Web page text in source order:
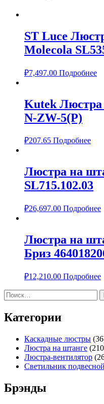
ST Luce
Molecola
₽7,497.00 Подробнее
Kutek
N-ZW-5(P)
₽207.65 Подробнее
Люстра на
SL715.102.03
₽26,697.00 Подробнее
Люстра на
Бриз
₽12,210.00 Подробнее
Найти:
Категории
Каскадные люстры
Люстра на штанге
Люстра-вентилятор
Светильник подвесной
Брэнды